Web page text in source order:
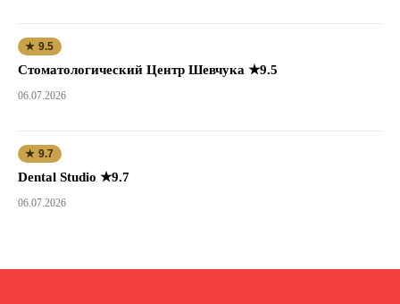
★ 9.5
Стоматологический Центр Шевчука ★9.5
06.07.2026
★ 9.7
Dental Studio ★9.7
06.07.2026